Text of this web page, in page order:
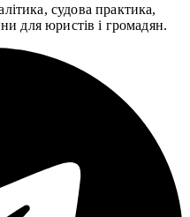
судова практика,
для юристів і громадян.